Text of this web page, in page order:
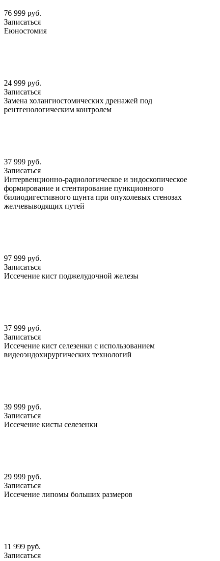
76 999 руб.
Записаться
Еюностомия
24 999 руб.
Записаться
Замена холангиостомических дренажей под
рентгенологическим контролем
37 999 руб.
Записаться
Интервенционно-радиологическое и эндоскопическое
формирование и стентирование пункционного
билиодигестивного шунта при опухолевых стенозах
желчевыводящих путей
97 999 руб.
Записаться
Иссечение кист поджелудочной железы
37 999 руб.
Записаться
Иссечение кист селезенки с использованием
видеоэндохирургических технологий
39 999 руб.
Записаться
Иссечение кисты селезенки
29 999 руб.
Записаться
Иссечение липомы больших размеров
11 999 руб.
Записаться